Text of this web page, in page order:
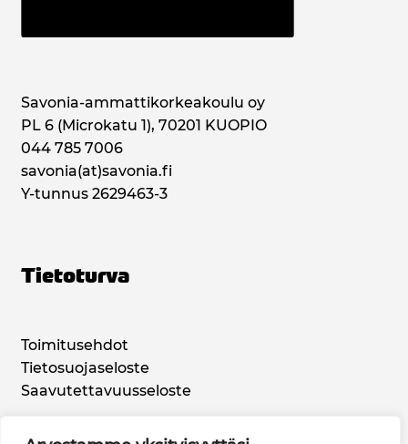
Savonia-ammattikorkeakoulu oy
PL 6 (Microkatu 1), 70201 KUOPIO
044 785 7006
savonia(at)savonia.fi
Y-tunnus 2629463-3
Tietoturva
Toimitusehdot
Tietosuojaseloste
Saavutettavuusseloste